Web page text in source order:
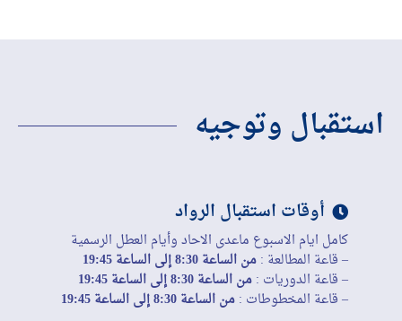
استقبال وتوجيه
أوقات استقبال الرواد
كامل ايام الاسبوع ماعدى الاحاد وأيام العطل الرسمية
– قاعة المطالعة :من الساعة 8:30 إلى الساعة 19:45
– قاعة الدوريات :من الساعة 8:30 إلى الساعة 19:45
– قاعة المخطوطات :من الساعة 8:30 إلى الساعة 19:45